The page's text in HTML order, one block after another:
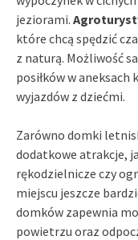
jeziorami.
które chcą spędzić
z naturą. Możliwość
posiłków w
wyjazdów z dziećmi.
Zarówno domki
dodatkowe atrakcje,
rękodzielnicze czy
miejscu jeszcze
domków zapewnia
powietrzu oraz